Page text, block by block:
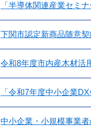
「半導体関連産業セミ
下関市認定新商品随意
令和8年度市内産木材活
「令和7年度中小企業
中小企業・小規模事業